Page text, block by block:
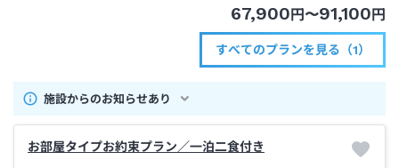
67,900円〜91,100円
すべてのプランを見る（1）
施設からのお知らせあり
お部屋タイプお約束プラン／一泊二食付き